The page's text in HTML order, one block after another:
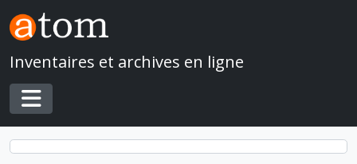
Skip to main content
Inventaires et archives en ligne
Toggle navigation